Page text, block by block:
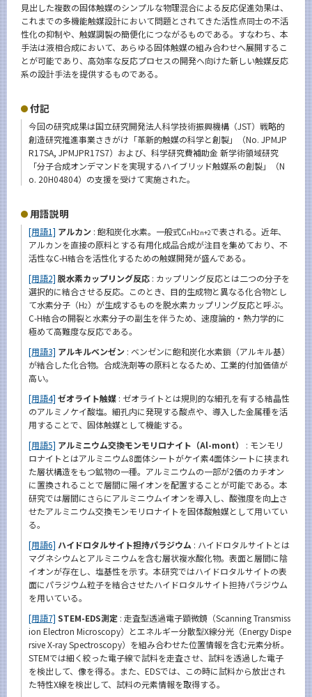
見出した複数の固体触媒のシンプルな物理混合による反応促進効果は、
これまでの多機能触媒設計において問題とされてきた活性点同士の不活
性化の抑制や、触媒調製の簡便化につながるものである。すなわち、本
手法は液相合成において、あらゆる固体触媒の組み合わせへ展開するこ
とが可能であり、高効率な反応プロセスの開発へ向けた新しい触媒反応
系の設計手法を提供するものである。
付記
今回の研究成果は国立研究開発法人科学技術振興機構（JST）戦略的
創造研究推進事業さきがけ「革新的触媒の科学と創製」（No. JPMJP
R17SA, JPMJPR17S7）および、科学研究費補助金 新学術領域研究
「分子合成オンデマンドを実現するハイブリッド触媒系の創製」（N
o. 20H04804）の支援を受けて実施された。
用語説明
[用語1] アルカン : 飽和炭化水素。一般式CnH2n+2で表される。近年、
アルカンを直接の原料とする有用化成品合成が注目を集めており、不
活性なC-H結合を活性化するための触媒開発が盛んである。
[用語2] 脱水素カップリング反応 : カップリング反応とは二つの分子を
選択的に結合させる反応。このとき、目的生成物と異なる化合物とし
て水素分子（H2）が生成するものを脱水素カップリング反応と呼ぶ。
C-H結合の開裂と水素分子の副生を伴うため、速度論的・熱力学的に
極めて高難度な反応である。
[用語3] アルキルベンゼン : ベンゼンに飽和炭化水素鎖（アルキル基）
が結合した化合物。合成洗剤等の原料となるため、工業的付加価値が
高い。
[用語4] ゼオライト触媒 : ゼオライトとは規則的な細孔を有する結晶性
のアルミノケイ酸塩。細孔内に発現する酸点や、導入した金属種を活
用することで、固体触媒として機能する。
[用語5] アルミニウム交換モンモリロナイト（Al-mont）
: モンモリ
ロナイトとはアルミニウム8面体シートがケイ素4面体シートに挟まれ
た層状構造をもつ鉱物の一種。アルミニウムの一部が2価のカチオン
に置換されることで層間に陽イオンを配置することが可能である。本
研究では層間にさらにアルミニウムイオンを導入し、酸強度を向上さ
せたアルミニウム交換モンモリロナイトを固体酸触媒として用いてい
る。
[用語6] ハイドロタルサイト担持パラジウム : ハイドロタルサイトとは
マグネシウムとアルミニウムを含む層状複水酸化物。表面と層間に陰
イオンが存在し、塩基性を示す。本研究ではハイドロタルサイトの表
面にパラジウム粒子を結合させたハイドロタルサイト担持パラジウム
を用いている。
[用語7] STEM-EDS測定 : 走査型透過電子顕微鏡（Scanning Transmiss
ion Electron Microscopy）とエネルギー分散型X線分光（Energy Dispe
rsive X-ray Spectroscopy）を組み合わせた位置情報を含む元素分析。
STEMでは細く絞った電子線で試料を走査させ、試料を透過した電子
を検出して、像を得る。また、EDSでは、この時に試料から放出され
た特性X線を検出して、試料の元素情報を取得する。